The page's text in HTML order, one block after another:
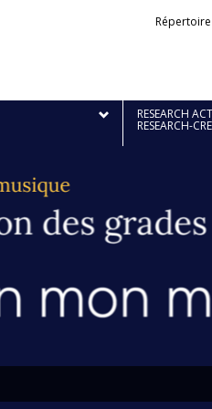
Liens
Répertoire
RESEARCH
RESEARCH-